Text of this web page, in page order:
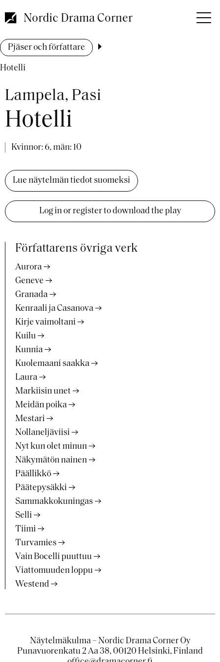
till
huvudinnehåll
Nordic Drama Corner
Länkstig
Pjäser och författare
Hotelli
Lampela, Pasi
Hotelli
Kvinnor: 6, män: 10
Lue näytelmän tiedot suomeksi
Log in or register to download the play
Författarens övriga verk
Aurora
Geneve
Granada
Kenraali ja Casanova
Kirje vaimoltani
Kuilu
Kunnia
Kuolemaani saakka
Laura
Markiisin unet
Meidän poika
Mestari
Nollaneljäviisi
Nyt kun olet minun
Näkymätön nainen
Päällikkö
Päätepysäkki
Sammakkokuningas
Selli
Tiimi
Turvamies
Vain Bocelli puuttuu
Viattomuuden loppu
Westend
Näytelmäkulma – Nordic Drama Corner Oy
Punavuorenkatu 2 Aa 38, 00120 Helsinki, Finland